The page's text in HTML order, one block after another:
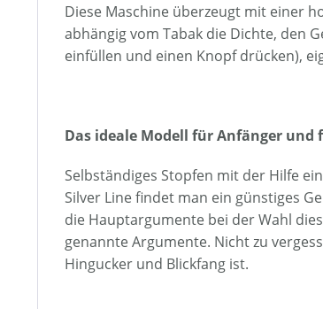
Diese Maschine überzeugt mit einer
abhängig vom Tabak die Dichte, den
einfüllen und einen Knopf drücken),
Das ideale Modell für Anfänger und
Selbständiges Stopfen mit der Hilfe
Silver Line findet man ein günstiges
die Hauptargumente bei der Wahl
genannte Argumente. Nicht zu
Hingucker und Blickfang ist.